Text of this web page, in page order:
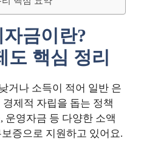
금이란?
도 핵심 정리
거나 소득이 적어 일반 은
제적 자립을 돕는 정책
운영자금 등 다양한 소액
증으로 지원하고 있어요.